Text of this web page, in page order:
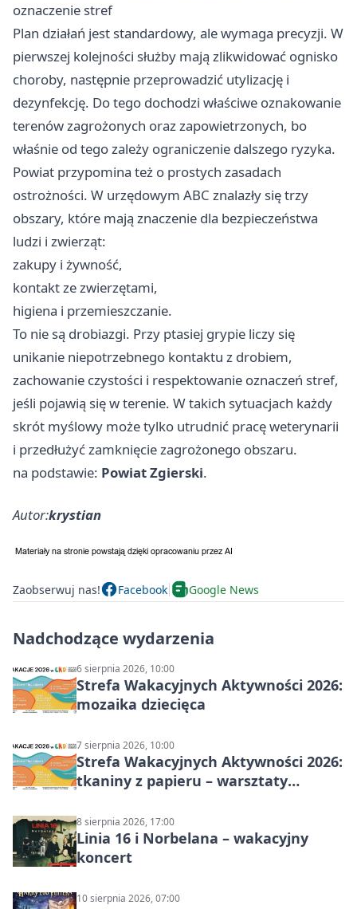
oznaczenie stref
Plan działań jest standardowy, ale wymaga precyzji. W
pierwszej kolejności służby mają zlikwidować ognisko
choroby, następnie przeprowadzić utylizację i
dezynfekcję. Do tego dochodzi właściwe oznakowanie
terenów zagrożonych oraz zapowietrzonych, bo
właśnie od tego zależy ograniczenie dalszego ryzyka.
Powiat przypomina też o prostych zasadach
ostrożności. W urzędowym ABC znalazły się trzy
obszary, które mają znaczenie dla bezpieczeństwa
ludzi i zwierząt:
zakupy i żywność,
kontakt ze zwierzętami,
higiena i przemieszczanie.
To nie są drobiazgi. Przy ptasiej grypie liczy się
unikanie niepotrzebnego kontaktu z drobiem,
zachowanie czystości i respektowanie oznaczeń stref,
jeśli pojawią się w terenie. W takich sytuacjach każdy
skrót myślowy może tylko utrudnić pracę weterynarii
i przedłużyć zamknięcie zagrożonego obszaru.
na podstawie: Powiat Zgierski.
Autor:krystian
Zaobserwuj nas! Facebook Google News
Nadchodzące wydarzenia
6 sierpnia 2026, 10:00
Strefa Wakacyjnych Aktywności 2026:
mozaika dziecięca
7 sierpnia 2026, 10:00
Strefa Wakacyjnych Aktywności 2026:
tkaniny z papieru – warsztaty
8 sierpnia 2026, 17:00
Linia 16 i Norbelana – wakacyjny
koncert
10 sierpnia 2026, 07:00